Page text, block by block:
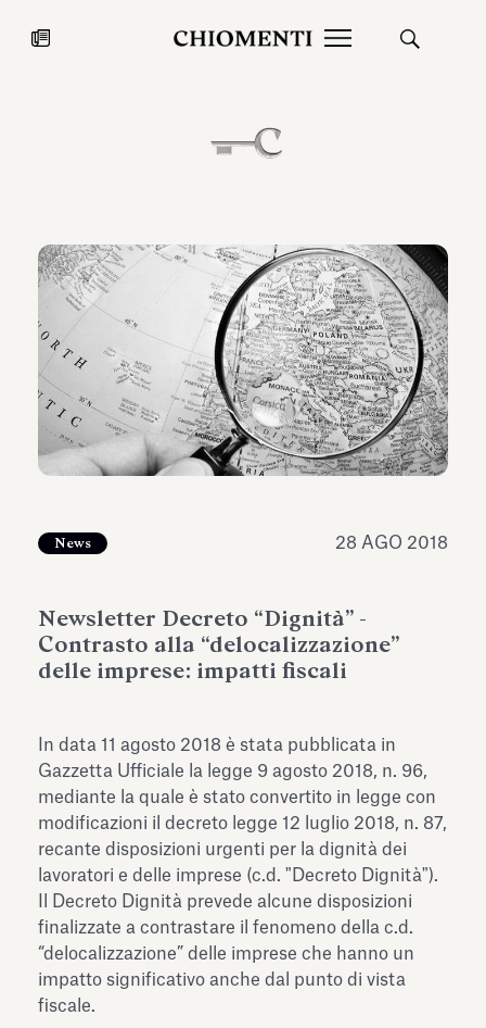
27 LUG 2026
Fondazione Torlonia inaugura la
mostra Marmora Romana
Chiomenti
EcoVadis
News 28 AGO 2018
Newsletter Decreto “Dignità” -
Contrasto alla “delocalizzazione”
delle imprese: impatti fiscali
In data 11 agosto 2018 è stata pubblicata in
Gazzetta Ufficiale la legge 9 agosto 2018, n. 96,
mediante la quale è stato convertito in legge con
modificazioni il decreto legge 12 luglio 2018, n. 87,
recante disposizioni urgenti per la dignità dei
lavoratori e delle imprese (c.d. "Decreto Dignità").
Il Decreto Dignità prevede alcune disposizioni
finalizzate a contrastare il fenomeno della c.d.
“delocalizzazione” delle imprese che hanno un
impatto significativo anche dal punto di vista
fiscale.